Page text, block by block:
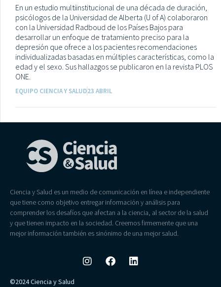
En un estudio multiinstitucional de una década de duración,
psicólogos de la Universidad de Alberta (U of A) colaboraron
con la Universidad Radboud de los Países Bajos para
desarrollar un enfoque de tratamiento preciso para la
depresión que ofrece a los pacientes recomendaciones
individualizadas basadas en múltiples características, como la
edad y el sexo. Sus hallazgos se publicaron en la revista PLOS
ONE.
EQUIPO CIENCIA Y SALUD23 ABRIL
Ciencia y Salud es un medio de comunicación en línea e independiente
que tiene como objetivo entregar información y análisis para
comprender los desafíos que afectan a la ciencia, al sector de la salud
y que tienen impacto en la sociedad. Creemos firmemente que una
mejor información también es sinónimo de una mejor salud.
©2024 Ciencia y Salud